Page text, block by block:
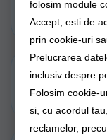
folosim module
Accept, esti de
prin cookie-uri
Prelucrarea
inclusiv despre
Folosim cookie-
si, cu acordul
reclamelor,